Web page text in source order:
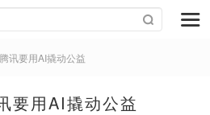
讯要用AI撬动公益
要用AI撬动公益